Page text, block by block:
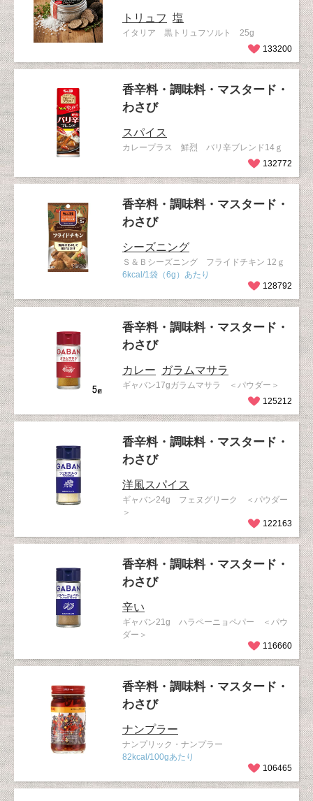
トリュフ 塩
イタリア 黒トリュフソルト 25g
133200
香辛料・調味料・マスタード・
わさび
スパイス
カレープラス 鮮烈 バリ辛ブレンド14ｇ
132772
香辛料・調味料・マスタード・
わさび
シーズニング
Ｓ＆Ｂシーズニング フライドチキン 12ｇ
6kcal/1袋（6g）あたり
128792
香辛料・調味料・マスタード・
わさび
カレー ガラムマサラ
ギャバン17gガラムマサラ ＜パウダー＞
125212
香辛料・調味料・マスタード・
わさび
洋風スパイス
ギャバン24g フェヌグリーク ＜パウダー
＞
122163
香辛料・調味料・マスタード・
わさび
辛い
ギャバン21g ハラペーニョペパー ＜パウ
ダー＞
116660
香辛料・調味料・マスタード・
わさび
ナンプラー
ナンプリック・ナンプラー
82kcal/100gあたり
106465